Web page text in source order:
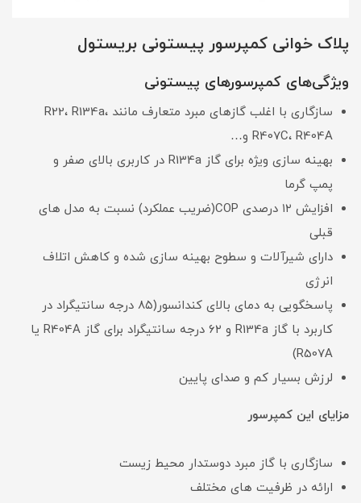
پلاک خوانی کمپرسور پیستونی بریستول
ویژگی‌های کمپرسورهای پیستونی
سازگاری با اغلب گازهای مبرد متعارف مانند R22، R134a،
R407C، R404A و…
بهینه سازی ویژه برای گاز R134a در کاربری بالای صفر و
پمپ گرما
افزایش ۱۲ درصدی COP(ضریب عملکرد) نسبت به مدل های
قبلی
دارای شیرآلات و سطوح بهینه سازی شده و کاهش اتلاف
انرژی
پاسخگویی به دمای بالای کندانسور(۸۵ درجه سانتیگراد در
کاربرد با گاز R134a و ۶۲ درجه سانتیگراد برای گاز R404A یا
R507A)
لرزش بسیار کم و صدای پایین
مزایای این کمپرسور
سازگاری با گاز مبرد دوستدار محیط زیست
ارائه در ظرفیت های مختلف